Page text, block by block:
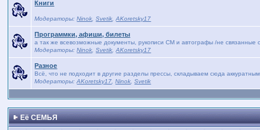
Книги
Модераторы:Ninok ,Svetik ,AKoretsky17
Программки, афиши, билеты
а так же всевозможные документы, рукописи СМ и автографы /не
Модераторы:Ninok ,Svetik ,AKoretsky17
Разное
Всё, что не подходит в другие разделы прессы, складываем сюда
Модераторы:AKoretsky17 ,Ninok ,Svetik
Её СЕМЬЯ